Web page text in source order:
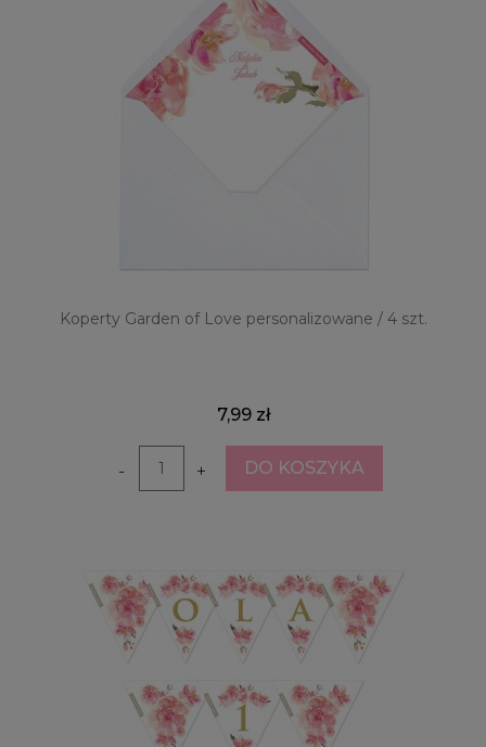
Koperty Garden of Love personalizowane / 4 szt.
7,99 zł
- + DO KOSZYKA